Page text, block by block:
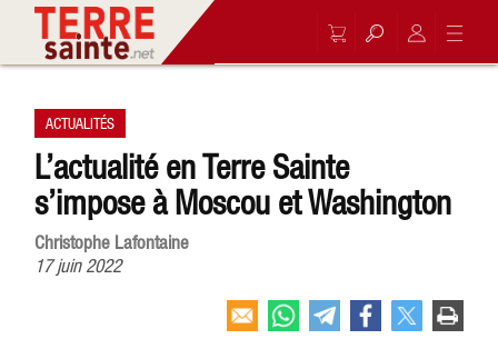
ACTUALITÉS
L’actualité en Terre Sainte
s’impose à Moscou et Washington
Christophe Lafontaine
17 juin 2022